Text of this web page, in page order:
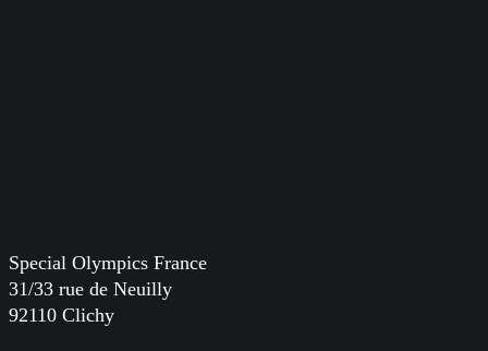
Special Olympics France
31/33 rue de Neuilly
92110 Clichy